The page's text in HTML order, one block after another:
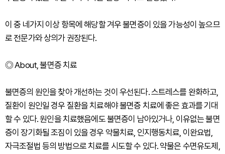
이 중 네가지 이상 항목에 해당할 겨우 불면증이 있을 가능성이 높으므
로 전문가와 상의가 권장된다.
◎ About, 불면증 치료
불면증의 원인을 찾아 개선하는 것이 우선된다. 스트레스를 완화하고,
질환이 원인일 경우 질환을 치료해야 불면증 치료에 좋은 효과를 기대
할 수 있다. 원인을 치료했음에도 불면증이 남아있거나, 이유없는 불면
증이 장기화될 조짐이 있을 경우 약물치료, 인지행동치료, 이완요법,
자극조절법 등의 방법으로 치료를 시도할 수 있다. 약물은 수면유도제,